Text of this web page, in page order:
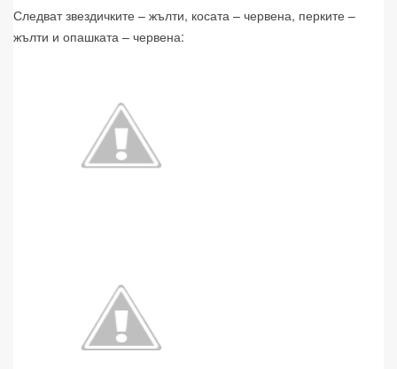
Следват звездичките – жълти, косата – червена, перките –
жълти и опашката – червена: